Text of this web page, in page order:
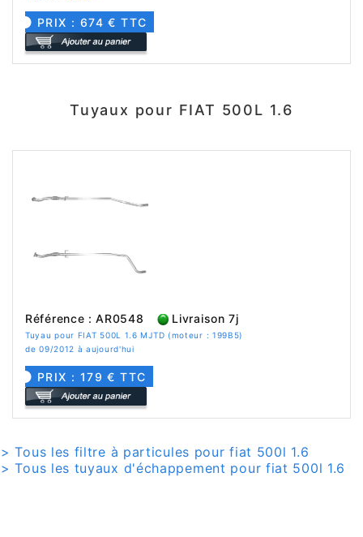
PRIX : 674 € TTC
Tuyaux pour FIAT 500L 1.6
Référence : AR0548 Livraison 7j
Tuyau pour FIAT 500L 1.6 MJTD (moteur : 199B5)
de 09/2012 à aujourd'hui
PRIX : 179 € TTC
> Tous les filtre à particules pour fiat 500l 1.6
> Tous les tuyaux d'échappement pour fiat 500l 1.6